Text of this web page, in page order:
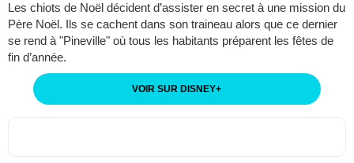
Les chiots de Noël décident d’assister en secret à une mission du
Père Noël. Ils se cachent dans son traineau alors que ce dernier
se rend à "Pineville" où tous les habitants préparent les fêtes de
fin d’année.
VOIR SUR DISNEY+